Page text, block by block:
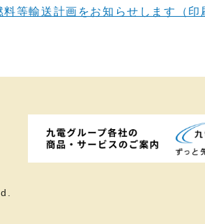
等輸送計画をお知らせします（印